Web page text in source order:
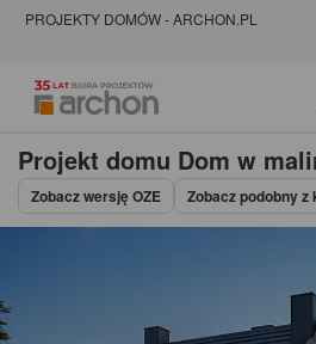
PROJEKTY DOMÓW - ARCHON.PL
Projekt domu Dom w
Zobacz wersję OZE Zobacz podobny z